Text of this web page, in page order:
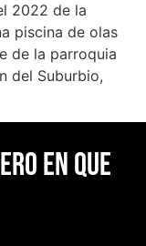
2022 de la
piscina de olas
de la parroquia
del Suburbio,
en Que